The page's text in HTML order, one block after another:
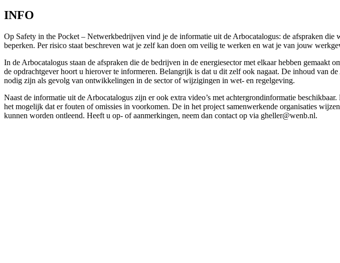
INFO
Op Safety in the Pocket – Netwerkbedrijven vind je de informatie uit de Arbocatalogus: de afspraken
beperken. Per risico staat beschreven wat je zelf kan doen om veilig te werken en wat je van jouw
In de Arbocatalogus staan de afspraken die de bedrijven in de energiesector met elkaar hebben
de opdrachtgever hoort u hierover te informeren. Belangrijk is dat u dit zelf ook nagaat. De inhoud van
nodig zijn als gevolg van ontwikkelingen in de sector of wijzigingen in wet- en regelgeving.
Naast de informatie uit de Arbocatalogus zijn er ook extra video’s met achtergrondinformatie
het mogelijk dat er fouten of omissies in voorkomen. De in het project samenwerkende organisaties
kunnen worden ontleend. Heeft u op- of aanmerkingen, neem dan contact op via gheller@wenb.nl.